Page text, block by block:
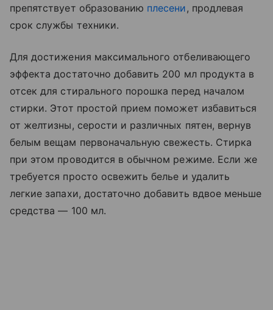
препятствует образованию плесени , продлевая
срок службы техники.
Для достижения максимального отбеливающего
эффекта достаточно добавить 200 мл продукта в
отсек для стирального порошка перед началом
стирки. Этот простой прием поможет избавиться
от желтизны, серости и различных пятен, вернув
белым вещам первоначальную свежесть. Стирка
при этом проводится в обычном режиме. Если же
требуется просто освежить белье и удалить
легкие запахи, достаточно добавить вдвое меньше
средства — 100 мл.